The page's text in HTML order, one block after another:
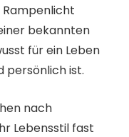
bekannten
für ein Leben
persönlich ist.
nach
Lebensstil fast